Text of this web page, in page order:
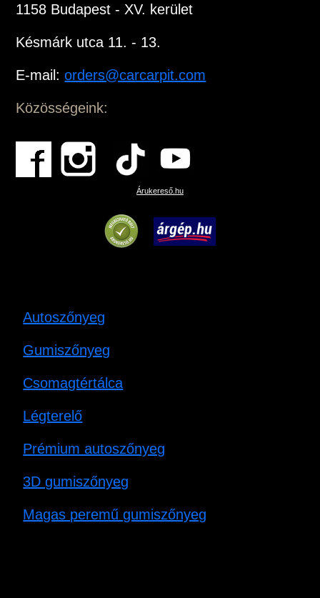
1158 Budapest - XV. kerület
Késmárk utca 11. - 13.
E-mail:orders@carcarpit.com
Közösségeink:
Árukereső.hu
Autoszőnyeg
Gumiszőnyeg
Csomagtértálca
Légterelő
Prémium autoszőnyeg
3D gumiszőnyeg
Magas peremű gumiszőnyeg